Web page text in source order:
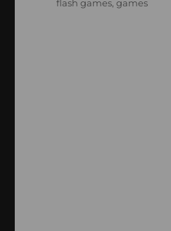
flash games ,games